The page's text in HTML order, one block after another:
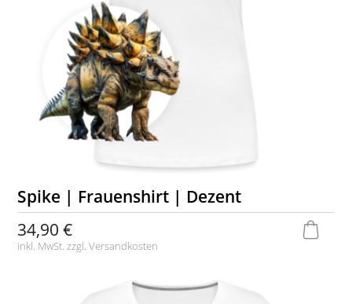
Spike | Frauenshirt | Dezent
34,90 €
inkl. MwSt. zzgl.Versandkosten